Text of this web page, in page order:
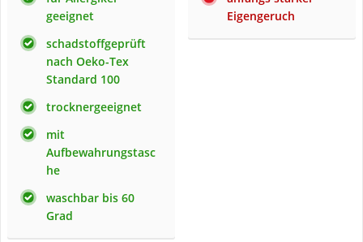
geeignet
schadstoffgeprüft
nach Oeko-Tex
Standard 100
trocknergeeignet
mit
Aufbewahrungstasc
he
waschbar bis 60
Grad
Eigengeruch